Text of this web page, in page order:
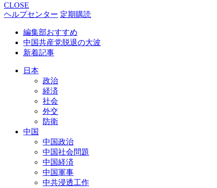
CLOSE
ヘルプセンター 定期購読
編集部おすすめ
中国共産党脱退の大波
新着記事
日本
政治
経済
社会
外交
防衛
中国
中国政治
中国社会問題
中国経済
中国軍事
中共浸透工作